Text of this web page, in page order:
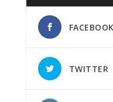
FACEBOOK
TWITTER